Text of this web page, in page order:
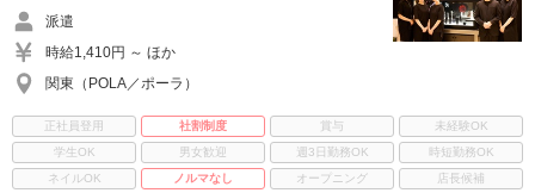
派遣
時給1,410円 ～ ほか
関東（POLA／ポーラ）
正社員登用 社割制度 賞与
未経験OK
学生OK
男女歓迎 週3日勤務OK
時短勤務OK
ネイルOK
ノルマなし オープニング
店長候補